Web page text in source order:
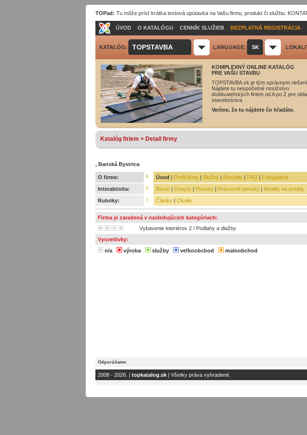
TOPad: Tu môže prísť krátka textová upútavka na Vašu firmu, produkt či službu.
ÚVOD O KATALÓGU CENNÍK SLUŽIEB BEZPLATNÁ REGISTRÁCIA
KATALÓG: TOPSTAVBA LANGUAGE: SK
KOMPLEXNÝ ONLINE KATALÓG
PRE VAŠU STAVBU
TOPSTAVBA.sk je tým správnym
Nájdete tu nespočetné množstvo
dodávateľských firiem od A po Z pre
stavebníctva.
Veríme, že tu nájdete čo hľadáte.
Katalóg firiem > Detail firmy
, Banská Bystrica
O firme: Úvod | Profil firmy | Služby | Aktuality | FAQ | Fotogaléria
Interaktivita:
Bazár | Dopyty | Ponuky | Pracovné ponuky | Reality na predaj
Rubriky:
Články | Okolie
Firma je zaradená v nasledujúcich kategóriach:
Vybavenie interiérov 2 / Podlahy a dlažby
Vysvetlivky:
n/a
výroba služby veľkoobcbod maloobchod
Odporúčame:
2008 - 2026. | topkatalog.sk | Všetky práva vyhradené.